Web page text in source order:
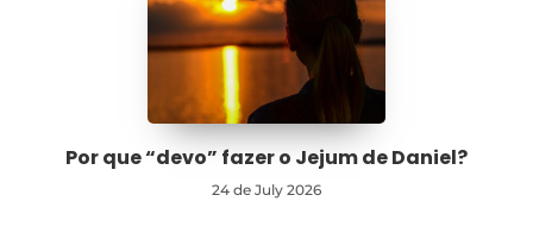
Por que “devo” fazer o Jejum de Daniel?
24 de July 2026